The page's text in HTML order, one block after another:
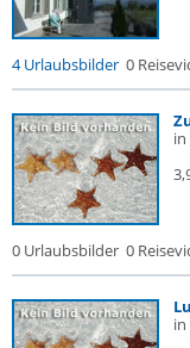
4 Urlaubsbilder 0
in
0 Urlaubsbilder 0
in